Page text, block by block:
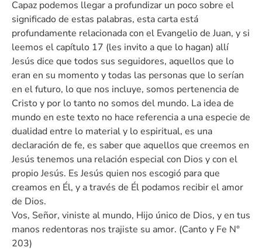
Capaz podemos llegar a profundizar un poco sobre el
significado de estas palabras, esta carta está
profundamente relacionada con el Evangelio de Juan, y si
leemos el capítulo 17 (les invito a que lo hagan) allí
Jesús dice que todos sus seguidores, aquellos que lo
eran en su momento y todas las personas que lo serían
en el futuro, lo que nos incluye, somos pertenencia de
Cristo y por lo tanto no somos del mundo. La idea de
mundo en este texto no hace referencia a una especie de
dualidad entre lo material y lo espiritual, es una
declaración de fe, es saber que aquellos que creemos en
Jesús tenemos una relación especial con Dios y con el
propio Jesús. Es Jesús quien nos escogió para que
creamos en Él, y a través de Él podamos recibir el amor
de Dios.
Vos, Señor, viniste al mundo, Hijo único de Dios, y en tus
manos redentoras nos trajiste su amor. (Canto y Fe N°
203)